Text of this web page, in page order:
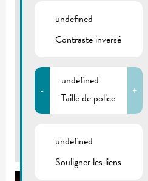
Stréimännchen
17/02/2021
"Corona edition" sans
Jean Rock (Photofrënn
Retour
undefined
Contraste inversé
-
undefined
Taille de police
+
undefined
Souligner les liens